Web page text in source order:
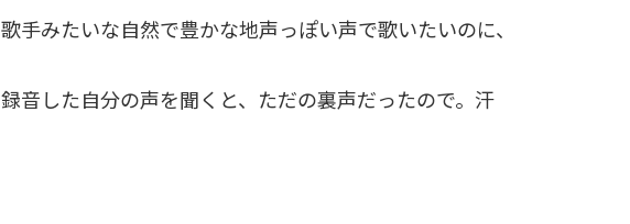
歌手みたいな自然で豊かな地声っぽい声で歌いたいのに、
録音した自分の声を聞くと、ただの裏声だったので。汗